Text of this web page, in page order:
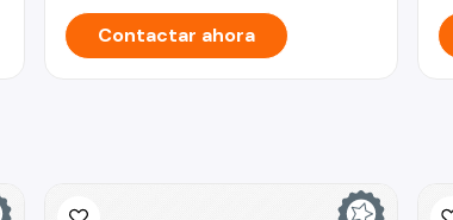
Contactar ahora